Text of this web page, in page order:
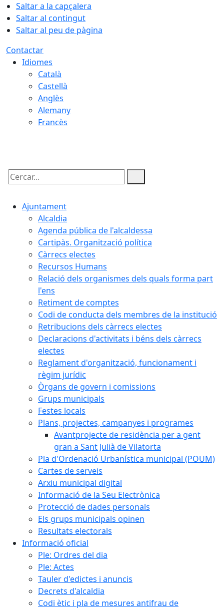
Saltar a la capçalera
Saltar al contingut
Saltar al peu de pàgina
Contactar
Idiomes
Català
Castellà
Anglès
Alemany
Francès
Cercar:
Ajuntament
Alcaldia
Agenda pública de l'alcaldessa
Cartipàs. Organització política
Càrrecs electes
Recursos Humans
Relació dels organismes dels quals forma part
l'ens
Retiment de comptes
Codi de conducta dels membres de la institució
Retribucions dels càrrecs electes
Declaracions d'activitats i béns dels càrrecs
electes
Reglament d'organització, funcionament i
règim jurídic
Òrgans de govern i comissions
Grups municipals
Festes locals
Plans, projectes, campanyes i programes
Avantprojecte de residència per a gent
gran a Sant Julià de Vilatorta
Pla d'Ordenació Urbanística municipal (POUM)
Cartes de serveis
Arxiu municipal digital
Informació de la Seu Electrònica
Protecció de dades personals
Els grups municipals opinen
Resultats electorals
Informació oficial
Ple: Ordres del dia
Ple: Actes
Tauler d'edictes i anuncis
Decrets d'alcaldia
Codi ètic i pla de mesures antifrau de